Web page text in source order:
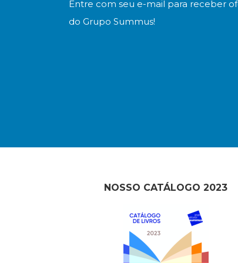
Entre com seu e-mail para receber
do Grupo Summus!
NOSSO CATÁLOGO 2023